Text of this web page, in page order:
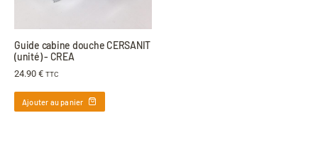
Guide cabine douche CERSANIT
(unité) - CREA
24.90 € TTC
Ajouter au panier